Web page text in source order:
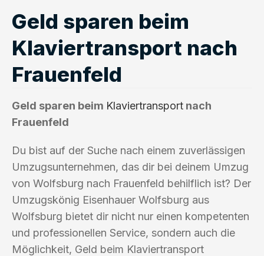
Geld sparen beim
Klaviertransport nach
Frauenfeld
Geld sparen beim Klaviertransport nach
Frauenfeld
Du bist auf der Suche nach einem zuverlässigen
Umzugsunternehmen, das dir bei deinem Umzug
von Wolfsburg nach Frauenfeld behilflich ist? Der
Umzugskönig Eisenhauer Wolfsburg aus
Wolfsburg bietet dir nicht nur einen kompetenten
und professionellen Service, sondern auch die
Möglichkeit, Geld beim Klaviertransport